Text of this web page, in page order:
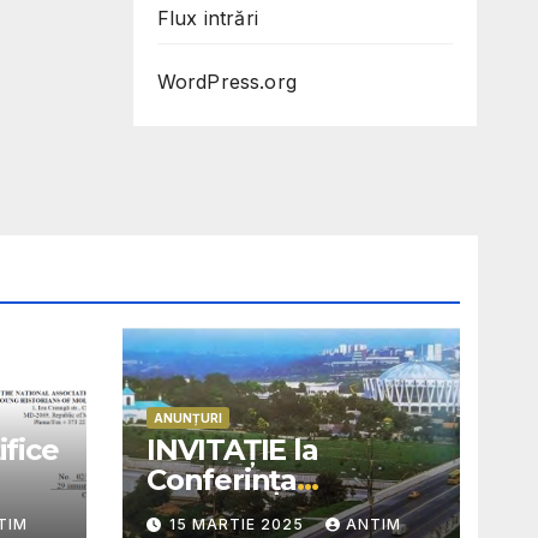
Flux intrări
WordPress.org
ANUNȚURI
INVITAȚIE la
Conferința
„Chișinăul
15 MARTIE 2025 ANTIM